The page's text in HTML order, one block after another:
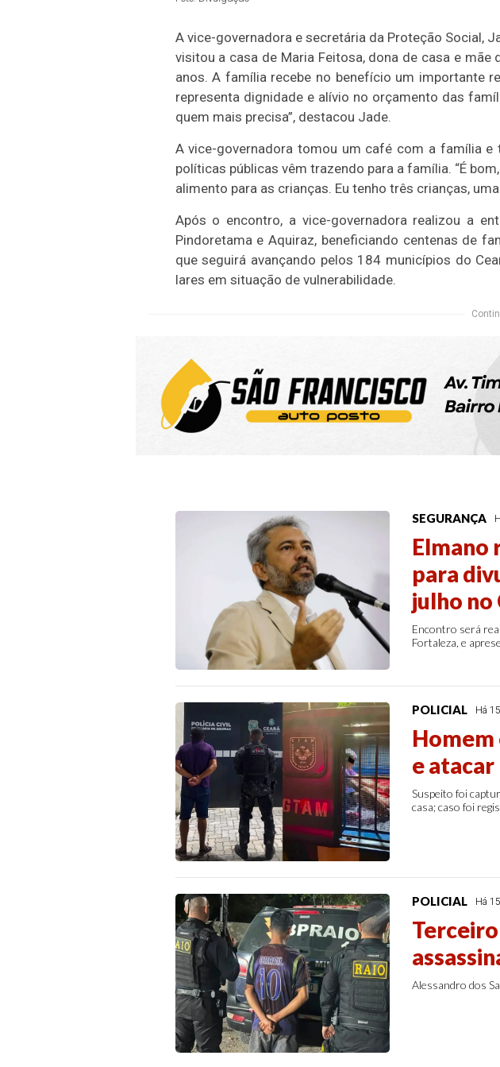
A vice-governadora e secretária da Proteção Social,
visitou a casa de Maria Feitosa, dona de casa e
anos. A família recebe no benefício um importante
representa dignidade e alívio no orçamento das
quem mais precisa”, destacou Jade.
A vice-governadora tomou um café com a família
políticas públicas vêm trazendo para a família. “É
alimento para as crianças. Eu tenho três crianças,
Após o encontro, a vice-governadora realizou a
Pindoretama e Aquiraz, beneficiando centenas de
que seguirá avançando pelos 184 municípios do
lares em situação de vulnerabilidade.
SEGURANÇA
Elmano
para
julho no
Encontro será
Fortaleza, e
POLICIAL Há
Homem
e
Suspeito foi
casa; caso foi
POLICIAL Há
Alessandro dos